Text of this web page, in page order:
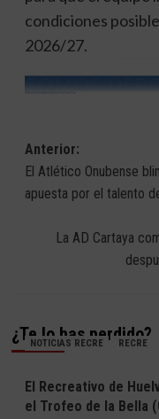
condiciones
2026/27.
Navegación
de
entradas
Anterior:
El Atlético Onubense
apuesta por el talento
La AD Cartaya
¿Te lo has perdido?
NOTICIAS RECRE RECRE
El Recreativo de
el Trofeo de la Bella